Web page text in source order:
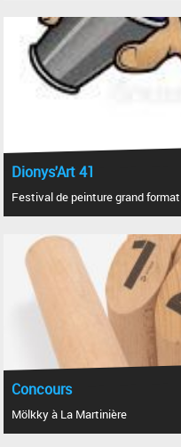
Dionys'Art 41
Festival de peinture grand format
Concours
Mölkky à La Martinière